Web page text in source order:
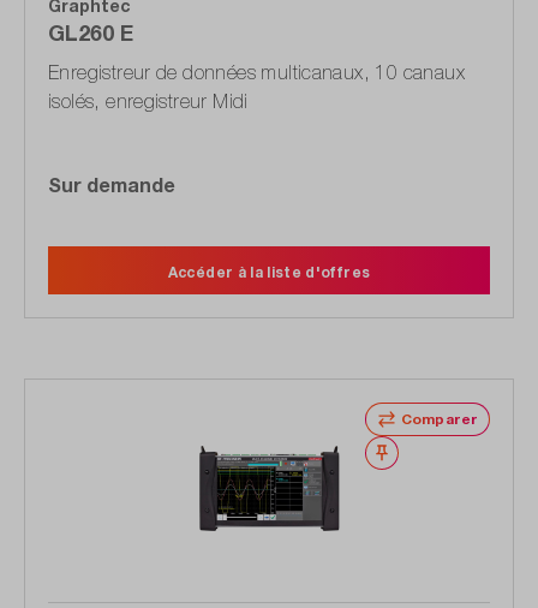
Graphtec
GL260 E
Enregistreur de données multicanaux, 10 canaux
isolés, enregistreur Midi
Sur demande
Accéder à la liste d'offres
Comparer
Noter